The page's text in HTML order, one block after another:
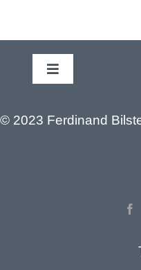
Toggle
© 2023 Ferdinand